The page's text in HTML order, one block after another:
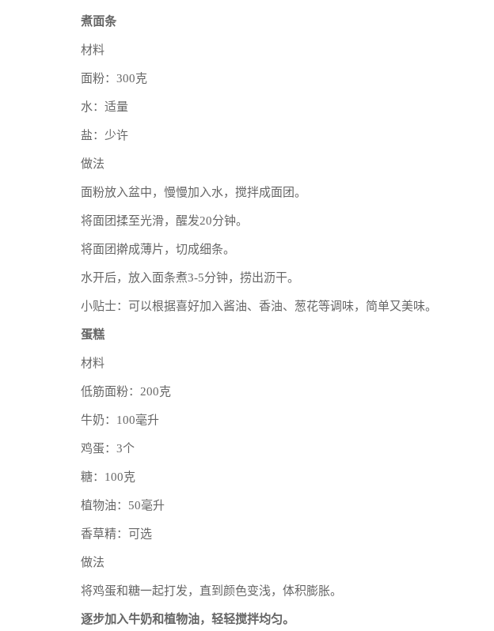
煮面条
材料
面粉：300克
水：适量
盐：少许
做法
面粉放入盆中，慢慢加入水，搅拌成面团。
将面团揉至光滑，醒发20分钟。
将面团擀成薄片，切成细条。
水开后，放入面条煮3-5分钟，捞出沥干。
小贴士：可以根据喜好加入酱油、香油、葱花等调味，简单又美味。
蛋糕
材料
低筋面粉：200克
牛奶：100毫升
鸡蛋：3个
糖：100克
植物油：50毫升
香草精：可选
做法
将鸡蛋和糖一起打发，直到颜色变浅，体积膨胀。
逐步加入牛奶和植物油，轻轻搅拌均匀。